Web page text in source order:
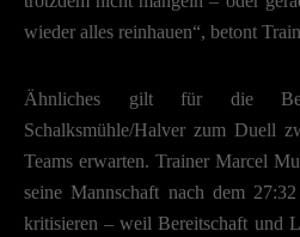
wieder alles reinhauen“, betont
Ähnliches gilt für die
Schalksmühle/Halver zum Duell
Teams erwarten. Trainer Marcel
seine Mannschaft nach dem
kritisieren – weil Bereitschaft und
Hier finden Sie eine Übersicht über alle
Einwilligung zu ganzen Kategorien
Datenschutzeinstellungen
Essenziell (2)